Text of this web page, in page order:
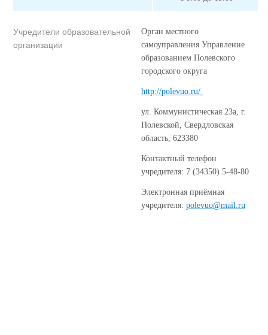
Учредители образовательной
организации
Орган местного
самоуправления Управление
образованием Полевского
городского округа
http://polevuo.ru/
ул. Коммунистическая 23а, г.
Полевской, Свердловская
область, 623380
Контактный телефон
учредителя: 7 (34350) 5-48-80
Электронная приёмная
учредителя: polevuo@mail.ru